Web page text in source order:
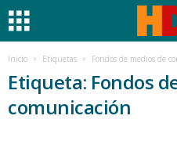
Inicio Etiquetas Fondos de medios de
Etiqueta: Fondos
comunicación